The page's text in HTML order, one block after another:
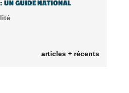
: UN GUIDE NATIONAL
articles + récents